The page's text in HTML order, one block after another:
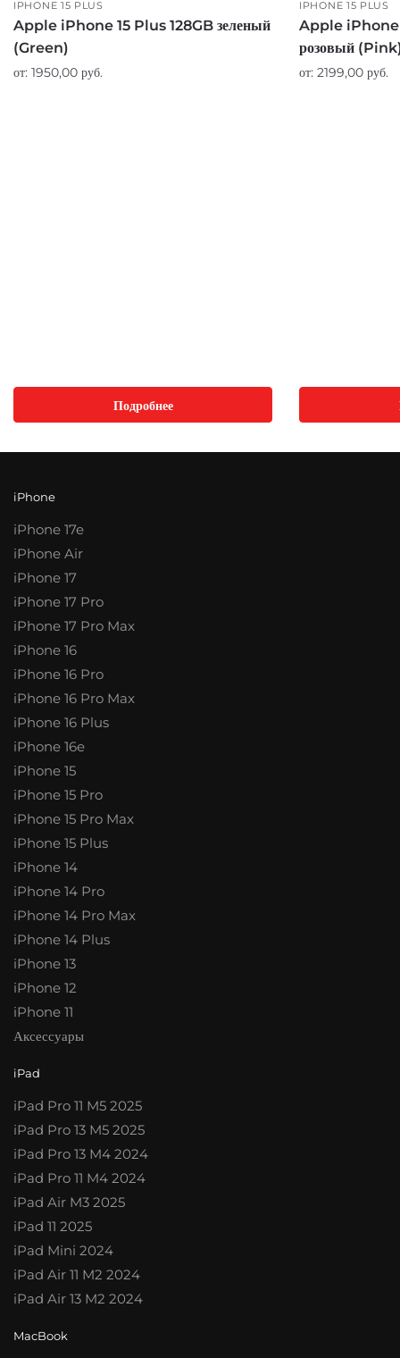
IPHONE 15 PLUS
Apple iPhone 15 Plus 128GB зеленый
(Green)
от: 1950,00 руб.
Подробнее
IPHONE 15 PLUS
Apple iPhone
розовый
от: 2199,00 руб.
iPhone
iPhone 17e
iPhone Air
iPhone 17
iPhone 17 Pro
iPhone 17 Pro Max
iPhone 16
iPhone 16 Pro
iPhone 16 Pro Max
iPhone 16 Plus
iPhone 16e
iPhone 15
iPhone 15 Pro
iPhone 15 Pro Max
iPhone 15 Plus
iPhone 14
iPhone 14 Pro
iPhone 14 Pro Max
iPhone 14 Plus
iPhone 13
iPhone 12
iPhone 11
Аксессуары
iPad
iPad Pro 11 M5 2025
iPad Pro 13 M5 2025
iPad Pro 13 M4 2024
iPad Pro 11 M4 2024
iPad Air M3 2025
iPad 11 2025
iPad Mini 2024
iPad Air 11 M2 2024
iPad Air 13 M2 2024
MacBook